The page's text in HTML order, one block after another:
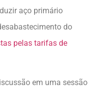
aço primário
do
pelas tarifas de
em uma sessão